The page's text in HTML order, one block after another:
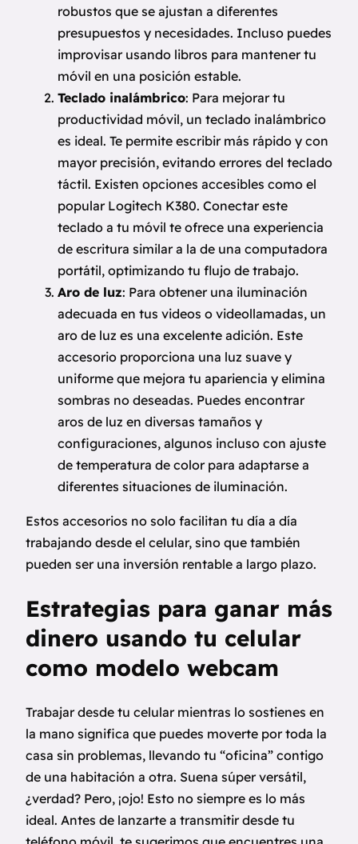
robustos que se ajustan a diferentes
presupuestos y necesidades. Incluso puedes
improvisar usando libros para mantener tu
móvil en una posición estable.
Teclado inalámbrico: Para mejorar tu
productividad móvil, un teclado inalámbrico
es ideal. Te permite escribir más rápido y con
mayor precisión, evitando errores del teclado
táctil. Existen opciones accesibles como el
popular Logitech K380. Conectar este
teclado a tu móvil te ofrece una experiencia
de escritura similar a la de una computadora
portátil, optimizando tu flujo de trabajo.
Aro de luz: Para obtener una iluminación
adecuada en tus videos o videollamadas, un
aro de luz es una excelente adición. Este
accesorio proporciona una luz suave y
uniforme que mejora tu apariencia y elimina
sombras no deseadas. Puedes encontrar
aros de luz en diversas tamaños y
configuraciones, algunos incluso con ajuste
de temperatura de color para adaptarse a
diferentes situaciones de iluminación.
Estos accesorios no solo facilitan tu día a día
trabajando desde el celular, sino que también
pueden ser una inversión rentable a largo plazo.
Estrategias para ganar más
dinero usando tu celular
como modelo webcam
Trabajar desde tu celular mientras lo sostienes en
la mano significa que puedes moverte por toda la
casa sin problemas, llevando tu “oficina” contigo
de una habitación a otra. Suena súper versátil,
¿verdad? Pero, ¡ojo! Esto no siempre es lo más
ideal. Antes de lanzarte a transmitir desde tu